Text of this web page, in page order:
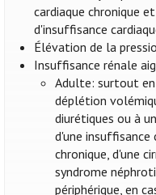
cardiaque chronique
d'insuffisance
Élévation de la
Insuffisance rénale
Adulte: surtout
déplétion
diurétiques ou à
d'une insuffisance
chronique, d'une
syndrome
périphérique, en